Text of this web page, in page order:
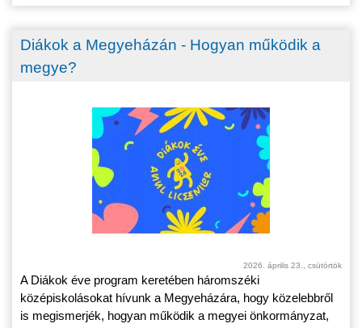
Diákok a Megyeházán - Hogyan működik a
megye?
2026. április 23., csütörtök
A Diákok éve program keretében háromszéki
középiskolásokat hívunk a Megyeházára, hogy közelebbről
is megismerjék, hogyan működik a megyei önkormányzat,